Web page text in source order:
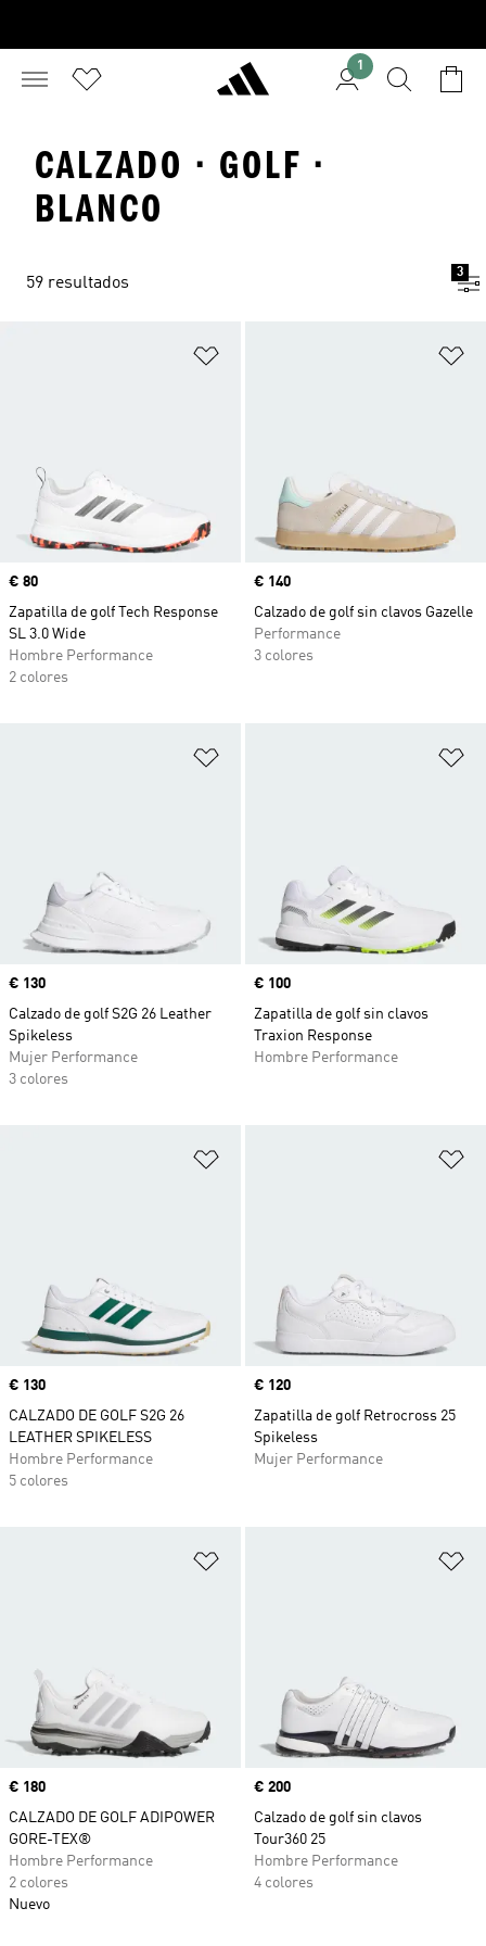
1
CALZADO · GOLF ·
BLANCO
59 resultados
3
Precio
€ 80
Zapatilla de golf Tech Response
SL 3.0 Wide
Hombre Performance
2 colores
Precio
€ 140
Calzado de golf sin clavos Gazelle
Performance
3 colores
Precio
€ 130
Calzado de golf S2G 26 Leather
Spikeless
Mujer Performance
3 colores
Precio
€ 100
Zapatilla de golf sin clavos
Traxion Response
Hombre Performance
Precio
€ 130
CALZADO DE GOLF S2G 26
LEATHER SPIKELESS
Hombre Performance
5 colores
Precio
€ 120
Zapatilla de golf Retrocross 25
Spikeless
Mujer Performance
Precio
€ 180
CALZADO DE GOLF ADIPOWER
GORE-TEX®
Hombre Performance
2 colores
Nuevo
Precio
€ 200
Calzado de golf sin clavos
Tour360 25
Hombre Performance
4 colores